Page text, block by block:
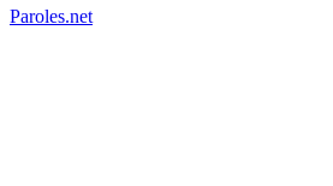
Paroles.net